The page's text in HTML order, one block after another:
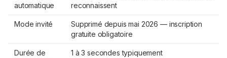
automatique
reconnaissent
Mode invité
Supprimé depuis mai 2026 — inscription
gratuite obligatoire
Durée de
1 à 3 secondes typiquement